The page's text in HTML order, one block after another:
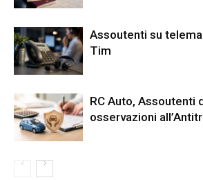
Assoutenti su
Tim
RC Auto, Assoutenti
osservazioni